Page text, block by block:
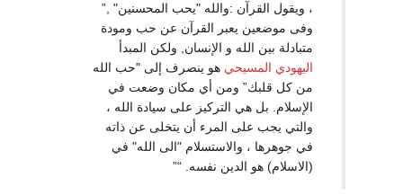
، ويقول القرآن :والله "يحب المحسنين" ,”
وفى موضعين يعبر القرآن عن حب ومودة
متبادلة بين الله و الإنسان, ولكن المبدأ
اليهودي المسيحي هو ينصرف إلى "حب الله
من كل قلبك” ومن أي مكان وضعت في
الإسلام. بل هي التركيز على سيادة الله ،
والتي يجب على المرء أن يتخلى عن ذاته
في جوهرها ، والاستسلام "الى الله" في
(الاسلام) هو الدين نفسه. “”